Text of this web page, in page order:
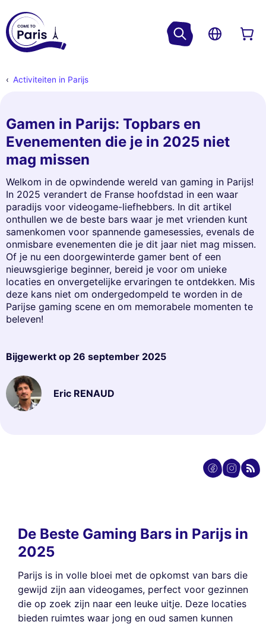
Activiteiten in Parijs
Gamen in Parijs: Topbars en
Evenementen die je in 2025 niet
mag missen
Welkom in de opwindende wereld van gaming in Parijs!
In 2025 verandert de Franse hoofdstad in een waar
paradijs voor videogame-liefhebbers. In dit artikel
onthullen we de beste bars waar je met vrienden kunt
samenkomen voor spannende gamesessies, evenals de
onmisbare evenementen die je dit jaar niet mag missen.
Of je nu een doorgewinterde gamer bent of een
nieuwsgierige beginner, bereid je voor om unieke
locaties en onvergetelijke ervaringen te ontdekken. Mis
deze kans niet om ondergedompeld te worden in de
Parijse gaming scene en om memorabele momenten te
beleven!
Bijgewerkt op 26 september 2025
Eric RENAUD
De Beste Gaming Bars in Parijs in
2025
Parijs is in volle bloei met de opkomst van bars die
gewijd zijn aan videogames, perfect voor gezinnen
die op zoek zijn naar een leuke uitje. Deze locaties
bieden ruimtes waar jong en oud samen kunnen